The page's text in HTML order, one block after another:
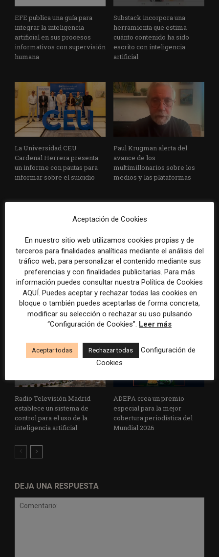
EFE publica una guía para
integrar la inteligencia
artificial en sus procesos
informativos con supervisión
humana
Substack incorpora una
herramienta que estima
cuánto contenido ha sido
escrito con inteligencia
artificial
La Universidad CEU
Cardenal Herrera presenta
un informe con pautas para
informar sobre el suicidio
Paul Krugman alerta del
avance de los
multimillonarios sobre los
medios y las plataformas
La Marea cierra 2025 con
superávit, pero su
cooperativa pierde 38.542
euros
El Premio Gabo 2026
reconoce cinco historias de
sobre el poder, la memoria y
la violencia
Radio Televisión Madrid
establece un sistema de
control para el uso de la
inteligencia artificial
ADEPA crea un premio
especial para la mejor
cobertura periodística del
Mundial 2026
DEJA UNA RESPUESTA
Aceptación de Cookies
En nuestro sitio web utilizamos cookies propias y de
terceros para finalidades analíticas mediante el análisis del
tráfico web, para personalizar el contenido mediante sus
preferencias y con finalidades publicitarias. Para más
información puedes consultar nuestra Política de Cookies
AQUÍ. Puedes aceptar y rechazar todas las cookies en
bloque o también puedes aceptarlas de forma concreta,
modificar su selección o rechazar su uso pulsando
“Configuración de Cookies”. Leer más
Aceptar todas Rechazar todas
Configuración de
Cookies